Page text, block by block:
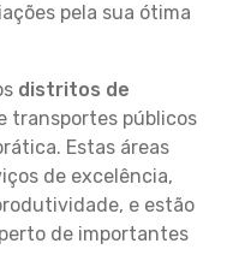
pela sua ótima
distritos de
transportes públicos
Estas áreas
de excelência,
e estão
de importantes